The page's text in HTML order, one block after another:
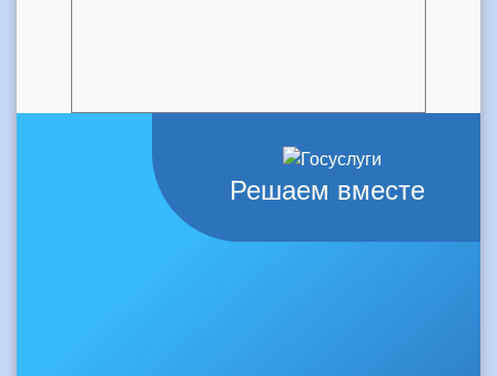
Решаем вместе